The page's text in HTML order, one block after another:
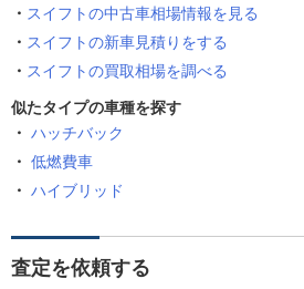
スイフトの中古車相場情報を見る
スイフトの新車見積りをする
スイフトの買取相場を調べる
似たタイプの車種を探す
ハッチバック
低燃費車
ハイブリッド
査定を依頼する